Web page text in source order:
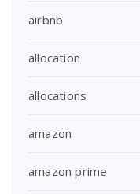
airbnb
allocation
allocations
amazon
amazon prime